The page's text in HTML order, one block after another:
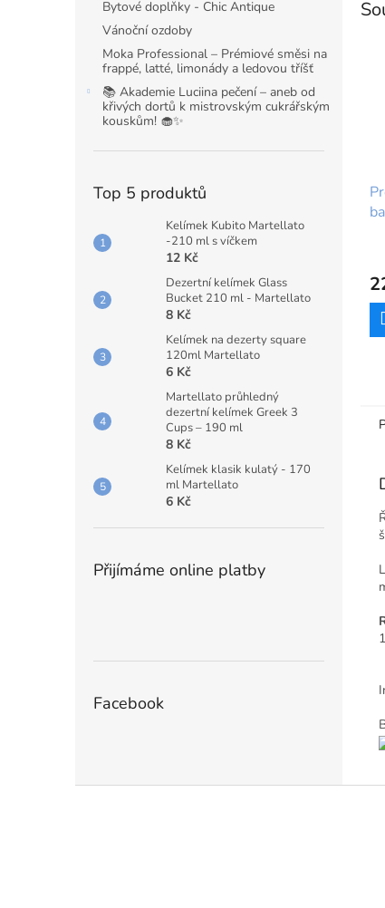
Bytové doplňky - Chic Antique
Vánoční ozdoby
Moka Professional – Prémiové směsi na
frappé, latté, limonády a ledovou tříšť
📚 Akademie Luciina pečení – aneb od
křivých dortů k mistrovským cukrářským
kouskům! 🧁✨
Top 5 produktů
Kelímek Kubito Martellato
-210 ml s víčkem
12 Kč
Dezertní kelímek Glass
Bucket 210 ml - Martellato
8 Kč
Kelímek na dezerty square
120ml Martellato
6 Kč
Martellato průhledný
dezertní kelímek Greek 3
Cups – 190 ml
8 Kč
Kelímek klasik kulatý - 170
ml Martellato
6 Kč
Přijímáme online platby
Facebook